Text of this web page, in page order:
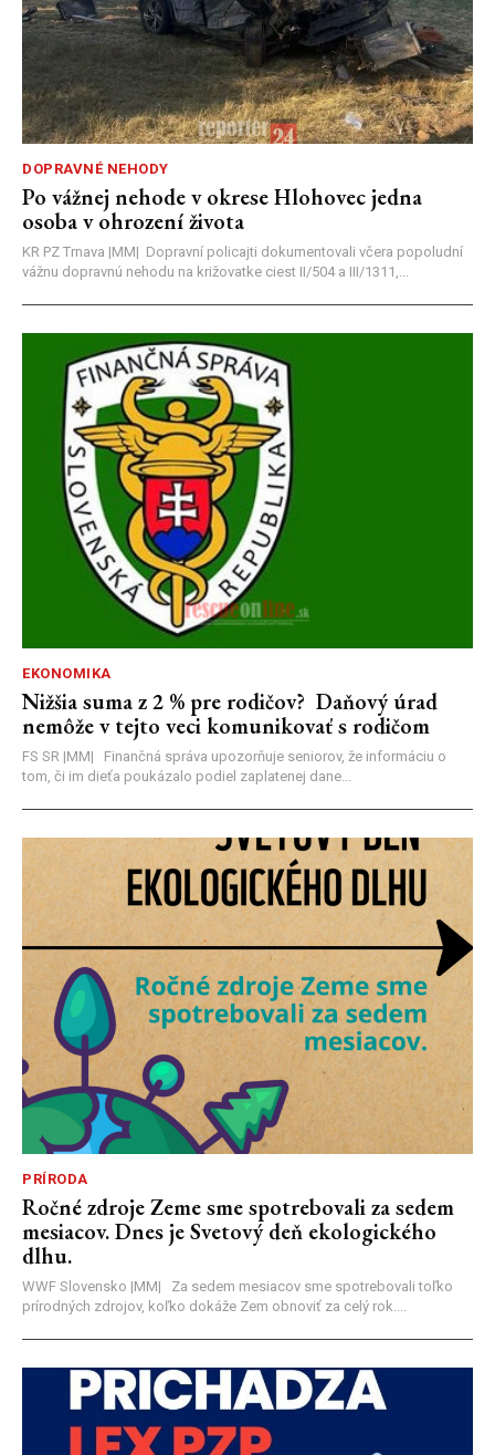
DOPRAVNÉ NEHODY
Po vážnej nehode v okrese Hlohovec jedna
osoba v ohrození života
KR PZ Trnava |MM| Dopravní policajti dokumentovali včera popoludní
vážnu dopravnú nehodu na križovatke ciest II/504 a III/1311,...
EKONOMIKA
Nižšia suma z 2 % pre rodičov? Daňový úrad
nemôže v tejto veci komunikovať s rodičom
FS SR |MM| Finančná správa upozorňuje seniorov, že informáciu o
tom, či im dieťa poukázalo podiel zaplatenej dane...
PRÍRODA
Ročné zdroje Zeme sme spotrebovali za sedem
mesiacov. Dnes je Svetový deň ekologického
dlhu.
WWF Slovensko |MM| Za sedem mesiacov sme spotrebovali toľko
prírodných zdrojov, koľko dokáže Zem obnoviť za celý rok....